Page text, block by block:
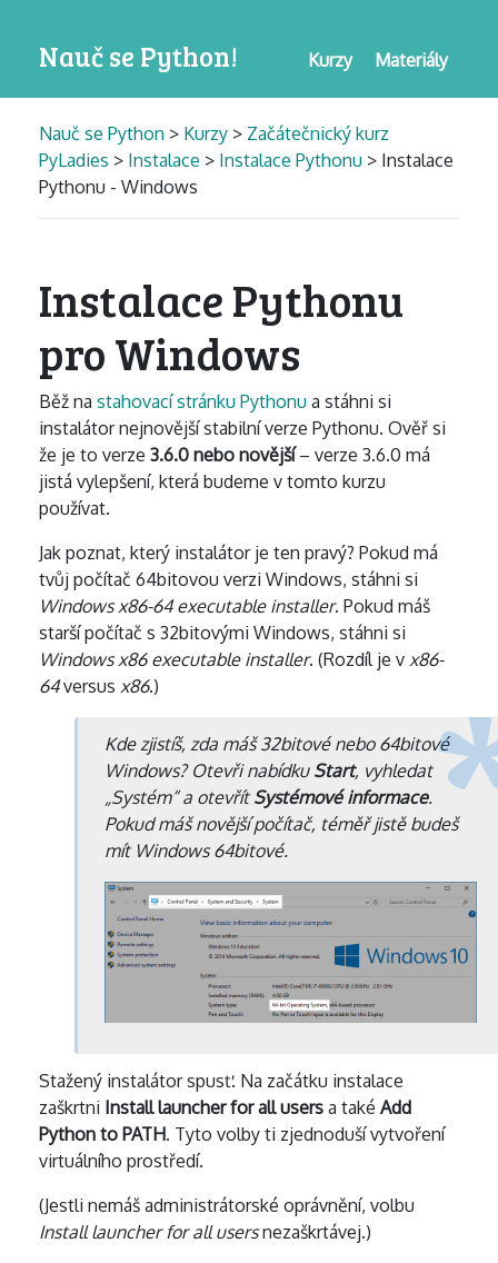
Nauč se Python! Materiály
Kurzy
Nauč se Python > Kurzy > Začátečnický kurz
PyLadies > Instalace > Instalace Pythonu > Instalace
Pythonu - Windows
Instalace Pythonu
pro Windows
Běž na stahovací stránku Pythonu a stáhni si
instalátor nejnovější stabilní verze Pythonu. Ověř si
že je to verze 3.6.0 nebo novější– verze 3.6.0 má
jistá vylepšení, která budeme v tomto kurzu
používat.
Jak poznat, který instalátor je ten pravý? Pokud má
tvůj počítač 64bitovou verzi Windows, stáhni si
Windows x86-64 executable installer. Pokud máš
starší počítač s 32bitovými Windows, stáhni si
Windows x86 executable installer. (Rozdíl je v x86-
64versus x86.)
Kde zjistíš, zda máš 32bitové nebo 64bitové
Windows? Otevři nabídku Start, vyhledat
„Systém“ a otevřítSystémové informace.
Pokud máš novější počítač, téměř jistě budeš
mít Windows 64bitové.
Stažený instalátor spusť. Na začátku instalace
zaškrtni Install launcher for all users a také Add
Python to PATH. Tyto volby ti zjednoduší vytvoření
virtuálního prostředí.
(Jestli nemáš administrátorské oprávnění, volbu
Install launcher for all usersnezaškrtávej.)